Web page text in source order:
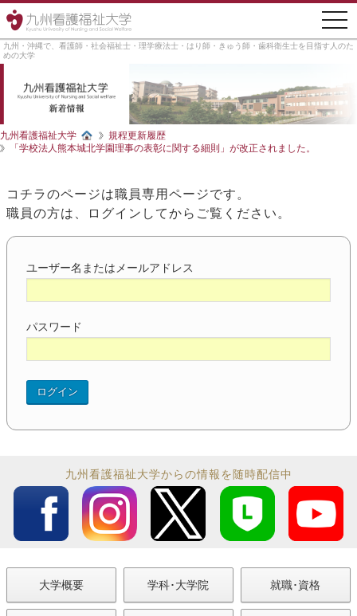
九州・沖縄で、看護師・社会福祉士・理学療法士・はり師・きゅう師・歯科衛生士を目指す人のた
めの大学
九州看護福祉大学
規程更新履歴
「学校法人熊本城北学園理事の表彰に関する細則」が改正されました。
コチラのページは職員専用ページです。
職員の方は、ログインしてからご覧ください。
ユーザー名またはメールアドレス
パスワード
九州看護福祉大学からの情報を随時配信中
大学概要 学科･大学院 就職･資格